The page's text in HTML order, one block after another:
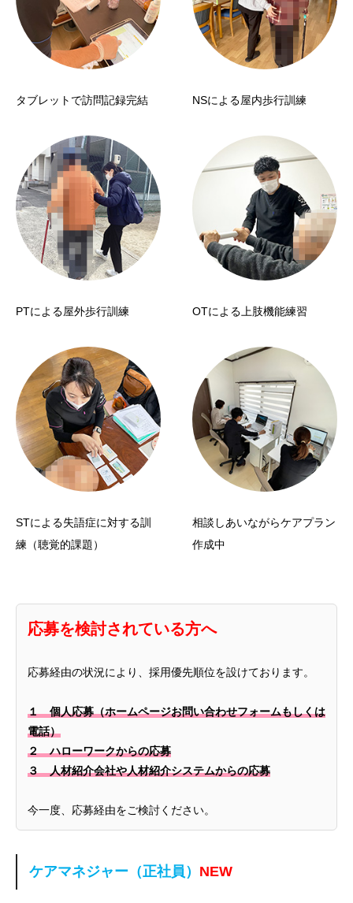
タブレットで訪問記録完結 NSによる屋内歩行訓練
PTによる屋外歩行訓練 OTによる上肢機能練習
STによる失語症に対する訓
練（聴覚的課題）
相談しあいながらケアプラン
作成中
応募を検討されている方へ
応募経由の状況により、採用優先順位を設けております。
１ 個人応募（ホームページお問い合わせフォームもしくは
電話）
２ ハローワークからの応募
３ 人材紹介会社や人材紹介システムからの応募
今一度、応募経由をご検討ください。
ケアマネジャー（正社員） NEW